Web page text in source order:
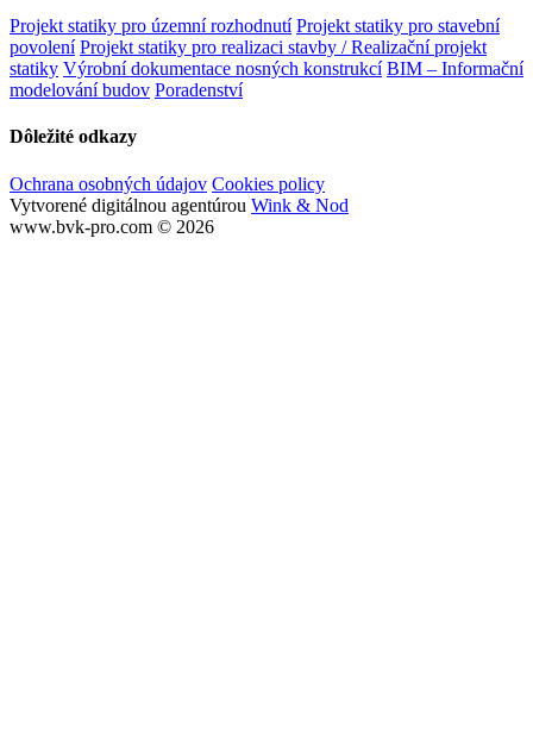
Projekt statiky pro územní rozhodnutí Projekt statiky pro stavební
povolení Projekt statiky pro realizaci stavby / Realizační projekt
statiky Výrobní dokumentace nosných konstrukcí BIM – Informační
modelování budov Poradenství
Dôležité odkazy
Ochrana osobných údajov Cookies policy
Vytvorené digitálnou agentúrou Wink & Nod
www.bvk-pro.com © 2026